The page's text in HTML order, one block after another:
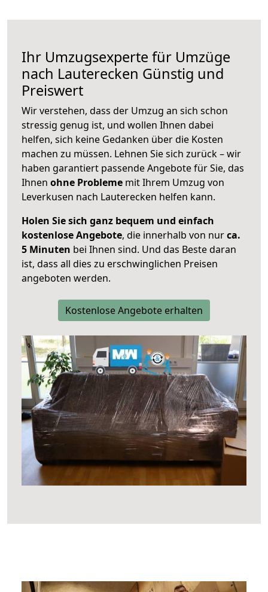
Ihr Umzugsexperte für Umzüge
nach Lauterecken Günstig und
Preiswert
Wir verstehen, dass der Umzug an sich schon
stressig genug ist, und wollen Ihnen dabei
helfen, sich keine Gedanken über die Kosten
machen zu müssen. Lehnen Sie sich zurück – wir
haben garantiert passende Angebote für Sie, das
Ihnen ohne Probleme mit Ihrem Umzug von
Leverkusen nach Lauterecken helfen kann.
Holen Sie sich ganz bequem und einfach
kostenlose Angebote, die innerhalb von nurca.
5 Minuten bei Ihnen sind. Und das Beste daran
ist, dass all dies zu erschwinglichen Preisen
angeboten werden.
Kostenlose Angebote erhalten